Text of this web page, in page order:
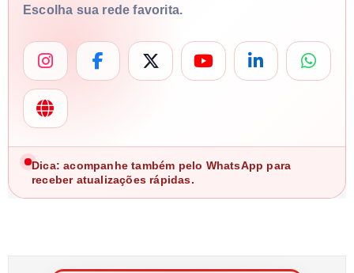
Escolha sua rede favorita.
Dica: acompanhe também pelo WhatsApp para
receber atualizações rápidas.